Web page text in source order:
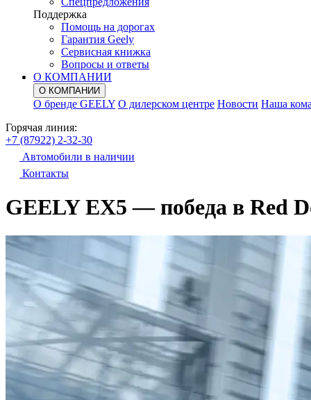
Поддержка
Помощь на дорогах
Гарантия Geely
Сервисная книжка
Вопросы и ответы
О КОМПАНИИ
О КОМПАНИИ
О бренде GEELY О дилерском центре Новости Наша
Горячая линия:
+7 (87922) 2-32-30
Автомобили в наличии
Контакты
GEELY EX5 — победа в Red